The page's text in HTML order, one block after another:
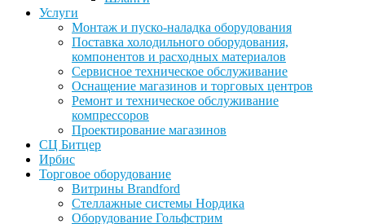
Услуги
Монтаж и пуско-наладка оборудования
Поставка холодильного оборудования,
компонентов и расходных материалов
Сервисное техническое обслуживание
Оснащение магазинов и торговых центров
Ремонт и техническое обслуживание
компрессоров
Проектирование магазинов
СЦ Битцер
Ирбис
Торговое оборудование
Витрины Brandford
Стеллажные системы Нордика
Оборудование Гольфстрим